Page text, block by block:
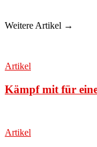
Weitere Artikel →
Artikel
Kämpf mit für
Artikel